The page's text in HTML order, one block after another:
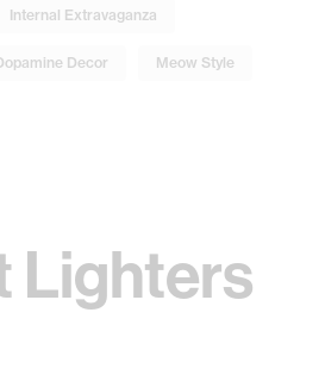
Internal Extravaganza
Decor Meow Style
Lighters